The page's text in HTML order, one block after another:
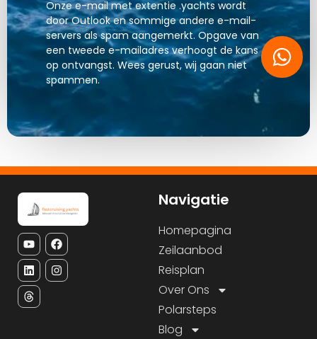
Onze e-mail met extentie .yachts wordt
door Outlook en sommige andere e-mail-
servers als spam aangemerkt. Opgave van
een tweede e-mailadres verhoogt de kans
op ontvangst. Wees gerust, wij gaan niet
spammen.
Navigatie
Homepagina
Zeilaanbod
Reisplan
Over Ons
Polarsteps
Blog